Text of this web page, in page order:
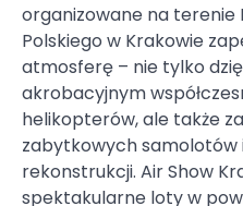
organizowane na terenie
Polskiego w Krakowie
atmosferę – nie tylko
akrobacyjnym
helikopterów, ale także
zabytkowych samolotów
rekonstrukcji. Air Show
spektakularne loty w